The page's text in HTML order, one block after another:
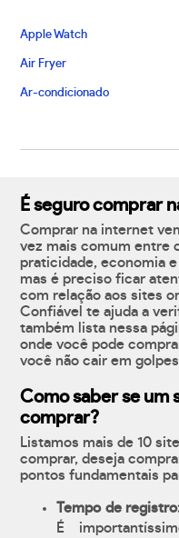
Apple Watch
Air Fryer
Ar-condicionado
É seguro comprar
Comprar na internet
vez mais comum entre
praticidade, economia
mas é preciso ficar
com relação aos sites
Confiável te ajuda a
também lista nessa
onde você pode
você não cair em
Como saber se um
comprar?
Listamos mais de 10
comprar, deseja
pontos fundamentais
Tempo de
É